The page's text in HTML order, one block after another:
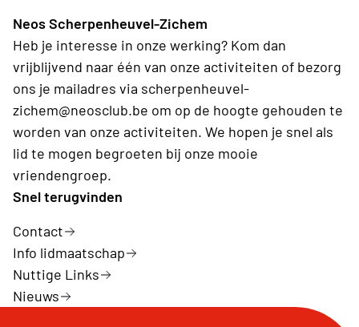
Neos Scherpenheuvel-Zichem
Heb je interesse in onze werking? Kom dan
vrijblijvend naar één van onze activiteiten of bezorg
ons je mailadres via scherpenheuvel-
zichem@neosclub.be om op de hoogte gehouden te
worden van onze activiteiten. We hopen je snel als
lid te mogen begroeten bij onze mooie
vriendengroep.
Snel terugvinden
Contact
Info lidmaatschap
Nuttige Links
Nieuws